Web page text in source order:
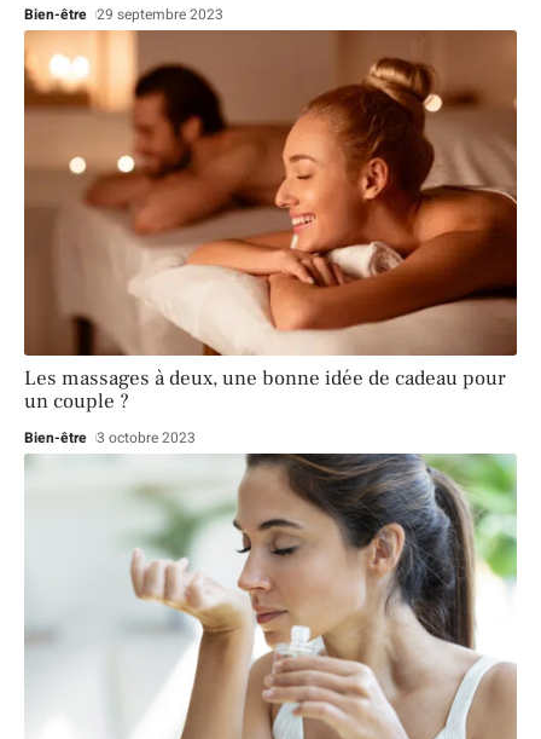
Bien-être 29 septembre 2023
Les massages à deux, une bonne idée de cadeau pour
un couple ?
Bien-être 3 octobre 2023